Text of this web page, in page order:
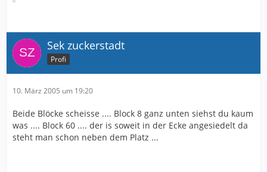
Sek zuckerstadt
Profi
10. März 2005 um 19:20
Beide Blöcke scheisse .... Block 8 ganz unten siehst du kaum
was .... Block 60 .... der is soweit in der Ecke angesiedelt da
steht man schon neben dem Platz ...